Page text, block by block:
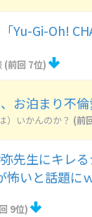
Yu-Gi-Oh!
(前回 7位)
お泊まり不倫
）いかんのか？ (前
弥先生にキレ
怖いと話題に
9位)